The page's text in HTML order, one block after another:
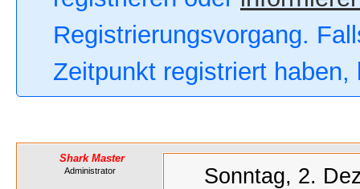
Registrierungsvorgang.
Zeitpunkt registriert
Shark Master
Administrator Sonntag, 2.